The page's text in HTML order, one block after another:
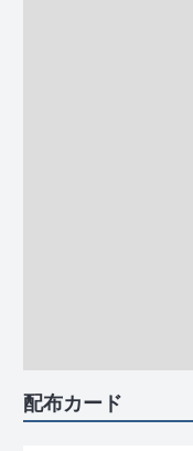
配布カード